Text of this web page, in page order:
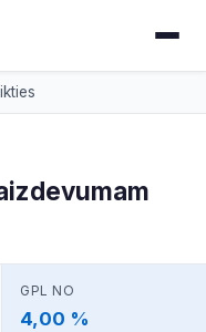
GPL NO
4,00 %